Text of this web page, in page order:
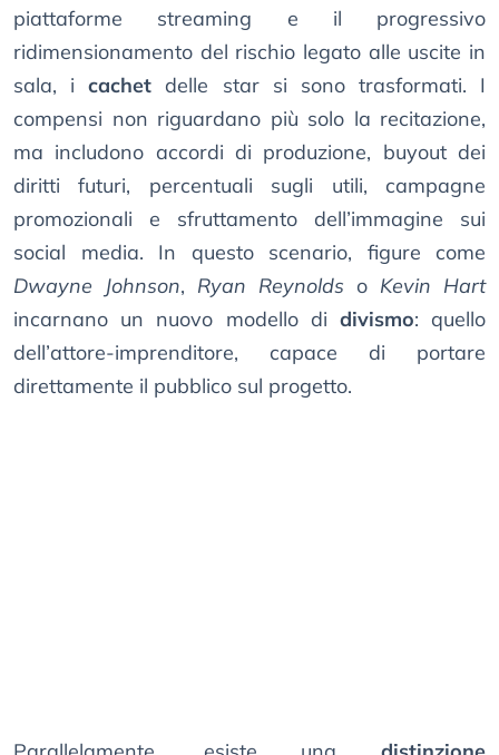
piattaforme streaming e il progressivo
ridimensionamento del rischio legato alle uscite in
sala, icachet delle star si sono trasformati. I
compensi non riguardano più solo la recitazione,
ma includono accordi di produzione, buyout dei
diritti futuri, percentuali sugli utili, campagne
promozionali e sfruttamento dell’immagine sui
social media. In questo scenario, figure come
Dwayne Johnson, Ryan Reynolds o Kevin Hart
incarnano un nuovo modello di divismo: quello
dell’attore-imprenditore, capace di portare
direttamente il pubblico sul progetto.